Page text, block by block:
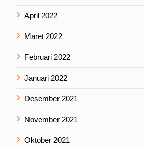
April 2022
Maret 2022
Februari 2022
Januari 2022
Desember 2021
November 2021
Oktober 2021